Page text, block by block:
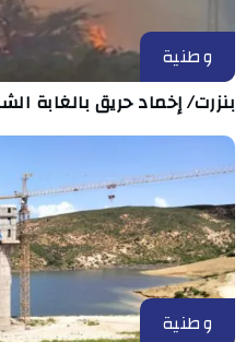
وطنية
بنزرت/ إخماد حريق بالغابة
وطنية